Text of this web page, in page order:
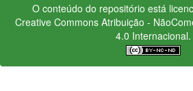
O conteúdo do repositório está
Creative CommonsAtribuição -
4.0 Internacional.